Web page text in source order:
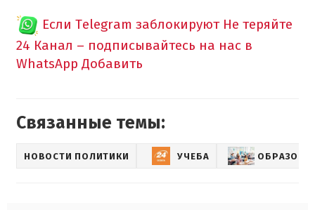
Если Telegram заблокируют Не теряйте
24 Канал – подписывайтесь на нас в
WhatsApp Добавить
Связанные темы:
НОВОСТИ ПОЛИТИКИ УЧЕБА